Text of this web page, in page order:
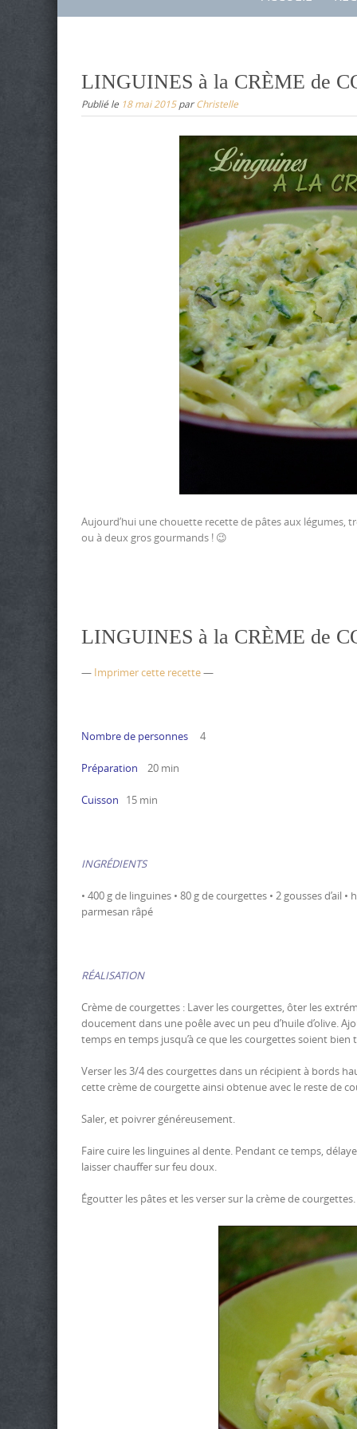
LINGUINES à la CRÈME de
Publié le 18 mai 2015parChristelle
Aujourd’hui une chouette recette de pâtes aux légumes,
ou à deux gros gourmands ! 😉
LINGUINES à la CRÈME de
— Imprimer cette recette—
Nombre de personnes 4
Préparation 20 min
Cuisson 15 min
INGRÉDIENTS
• 400 g de linguines • 80 g de courgettes • 2 gousses d’ail
parmesan râpé
RÉALISATION
Crème de courgettes : Laver les courgettes, ôter les
doucement dans une poêle avec un peu d’huile d’olive.
temps en temps jusqu’à ce que les courgettes soient
Verser les 3/4 des courgettes dans un récipient à bords
cette crème de courgette ainsi obtenue avec le reste de
Saler, et poivrer généreusement.
Faire cuire les linguines al dente. Pendant ce temps,
laisser chauffer sur feu doux.
Égoutter les pâtes et les verser sur la crème de